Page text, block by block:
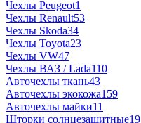
Чехлы Peugeot1
Чехлы Renault53
Чехлы Skoda34
Чехлы Toyota23
Чехлы VW47
Чехлы ВАЗ / Lada110
Авточехлы ткань43
Авточехлы экокожа159
Авточехлы майки11
Шторки солнцезащитные19